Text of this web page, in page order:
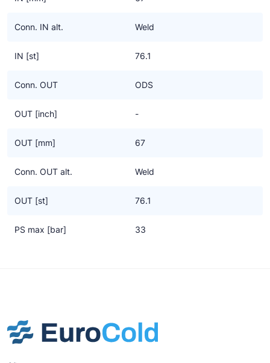
Conn. IN alt. Weld
IN [st] 76.1
Conn. OUT ODS
OUT [inch] -
OUT [mm] 67
Conn. OUT alt. Weld
OUT [st] 76.1
PS max [bar] 33